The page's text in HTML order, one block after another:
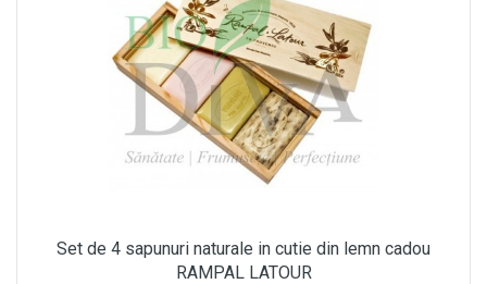
Set de 4 sapunuri naturale in cutie din lemn cadou
RAMPAL LATOUR